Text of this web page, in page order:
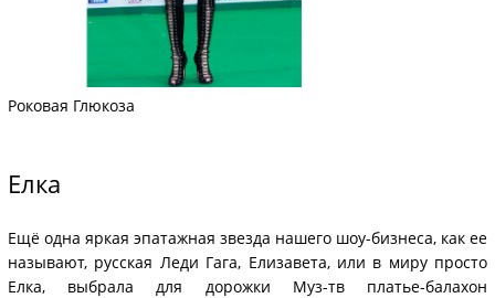
Роковая Глюкоза
Елка
Ещё одна яркая эпатажная звезда нашего шоу-бизнеса, как ее
называют, русская Леди Гага, Елизавета, или в миру просто
Елка, выбрала для дорожки Муз-тв платье-балахон